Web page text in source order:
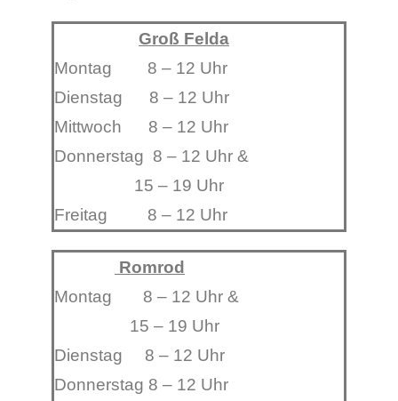
Groß Felda
Montag 8 – 12 Uhr
Dienstag 8 – 12 Uhr
Mittwoch 8 – 12 Uhr
Donnerstag 8 – 12 Uhr &
15 – 19 Uhr
Freitag 8 – 12 Uhr
Romrod
Montag 8 – 12 Uhr &
15 – 19 Uhr
Dienstag 8 – 12 Uhr
Donnerstag 8 – 12 Uhr